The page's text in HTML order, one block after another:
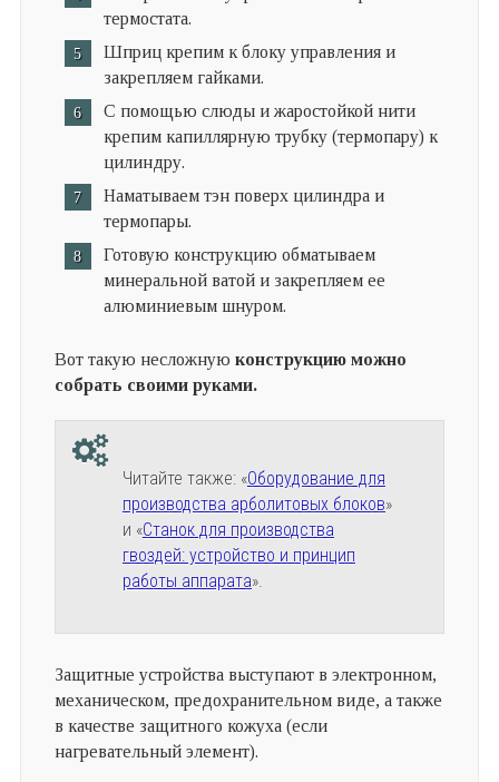
термостата.
Шприц крепим к блоку управления и
закрепляем гайками.
С помощью слюды и жаростойкой нити
крепим капиллярную трубку (термопару) к
цилиндру.
Наматываем тэн поверх цилиндра и
термопары.
Готовую конструкцию обматываем
минеральной ватой и закрепляем ее
алюминиевым шнуром.
Вот такую несложную конструкцию можно
собрать своими руками.
Читайте также: «Оборудование для
производства арболитовых блоков»
и «Станок для производства
гвоздей: устройство и принцип
работы аппарата».
Защитные устройства выступают в электронном,
механическом, предохранительном виде, а также
в качестве защитного кожуха (если
нагревательный элемент).